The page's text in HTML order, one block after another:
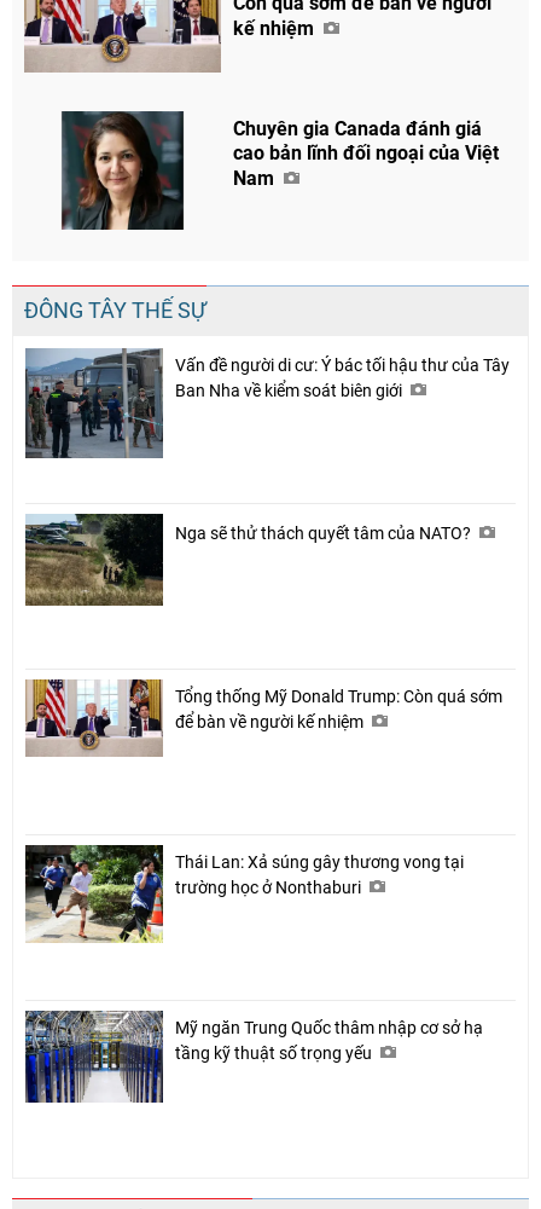
kế nhiệm
Chuyên gia Canada đánh giá
cao bản lĩnh đối ngoại của Việt
Nam
ĐÔNG TÂY THẾ SỰ
Vấn đề người di cư: Ý bác tối hậu thư của Tây
Ban Nha về kiểm soát biên giới
Nga sẽ thử thách quyết tâm của NATO?
Tổng thống Mỹ Donald Trump: Còn quá sớm
để bàn về người kế nhiệm
Thái Lan: Xả súng gây thương vong tại
trường học ở Nonthaburi
Mỹ ngăn Trung Quốc thâm nhập cơ sở hạ
tầng kỹ thuật số trọng yếu